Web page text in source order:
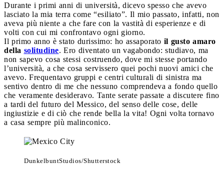
Durante i primi anni di università, dicevo spesso che avevo
lasciato la mia terra come “esiliato”. Il mio passato, infatti, non
aveva più niente a che fare con la vastità di esperienze e di
volti con cui mi confrontavo ogni giorno.
Il primo anno è stato durissimo: ho assaporato il gusto amaro
della solitudine. Ero diventato un vagabondo: studiavo, ma
non sapevo cosa stessi costruendo, dove mi stesse portando
l’università, a che cosa servissero quei pochi nuovi amici che
avevo. Frequentavo gruppi e centri culturali di sinistra ma
sentivo dentro di me che nessuno comprendeva a fondo quello
che veramente desideravo. Tante serate passate a discutere fino
a tardi del futuro del Messico, del senso delle cose, delle
ingiustizie e di ciò che rende bella la vita! Ogni volta tornavo
a casa sempre più malinconico.
DunkelbuntStudios/Shutterstock